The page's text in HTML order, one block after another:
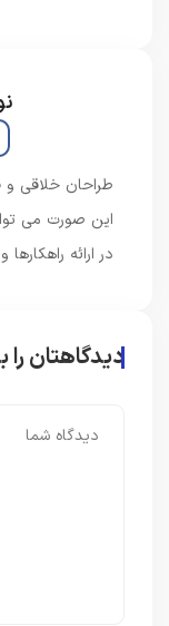
طراحان خلاقی و
این صورت می توان
در ارائه راهکارها و
دیدگاهتان را